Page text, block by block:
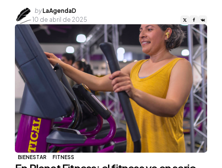
Posted
by
byLaAgendaD
10 de abril de 2025
BIENESTAR FITNESS